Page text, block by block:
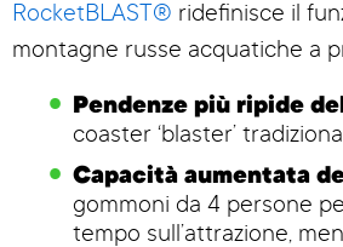
RocketBLAST® ridefinisce il
montagne russe acquatiche a
Pendenze più ripide
coaster ‘blaster’
Capacità aumentata
gommoni da 4 persone
tempo sull’attrazione,